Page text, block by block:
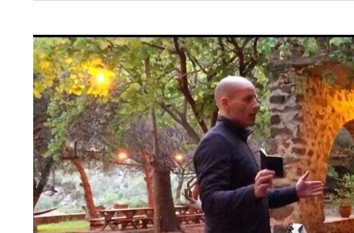
Det
skjer
noe
magisk
når
vi
kommer
til
Metochi